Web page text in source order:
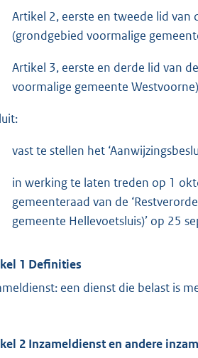
Artikel 2, eerste en tweede lid van
(grondgebied voormalige
Artikel 3, eerste en derde lid van
voormalige gemeente
vast te stellen het
in werking te laten treden op 1
gemeenteraad van de
gemeente Hellevoetsluis)’ op 25
1 Definities
een dienst die belast is
2 Inzameldienst en andere